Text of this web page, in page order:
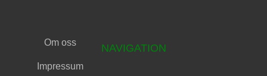
NAVIGATION
Om oss
Impressum